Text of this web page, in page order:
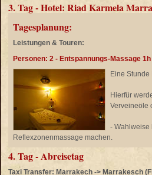
3. Tag - Hotel: Riad Karmela
Tagesplanung:
Leistungen & Touren:
Personen: 2 - Entspannungs-Massage
Eine
Hierfür
Verveineöle
- Wahlweise
Reflexzonenmassage machen.
4. Tag - Abreisetag
Taxi Transfer: Marrakech -> Marrakesch